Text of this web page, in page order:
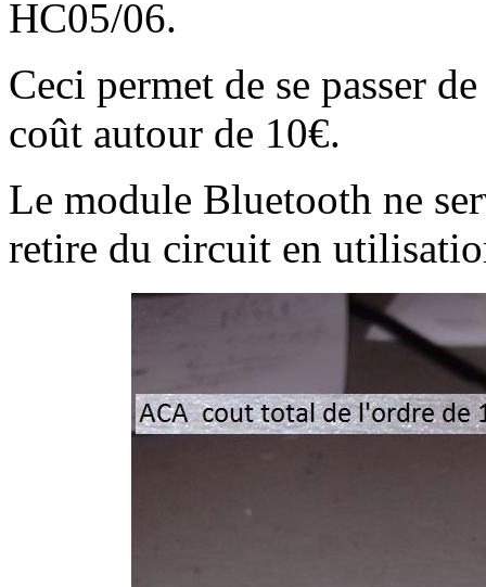
HC05/06.
Ceci permet de se passer
coût autour de 10€.
Le module Bluetooth ne
retire du circuit en